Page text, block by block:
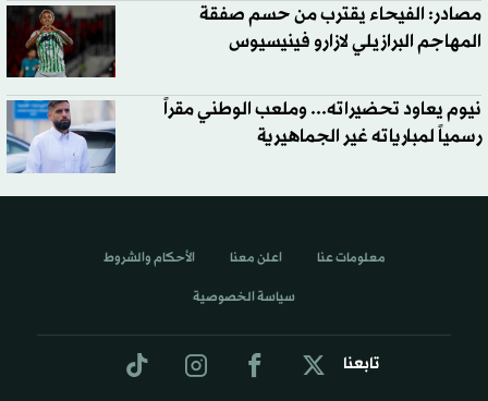
مصادر: الفيحاء يقترب من حسم صفقة
المهاجم البرازيلي لازارو فينيسيوس
نيوم يعاود تحضيراته... وملعب الوطني مقراً
رسمياً لمبارياته غير الجماهيرية
تابعنا
معلومات عنا اعلن معنا الأحكام والشروط
سياسة الخصوصية